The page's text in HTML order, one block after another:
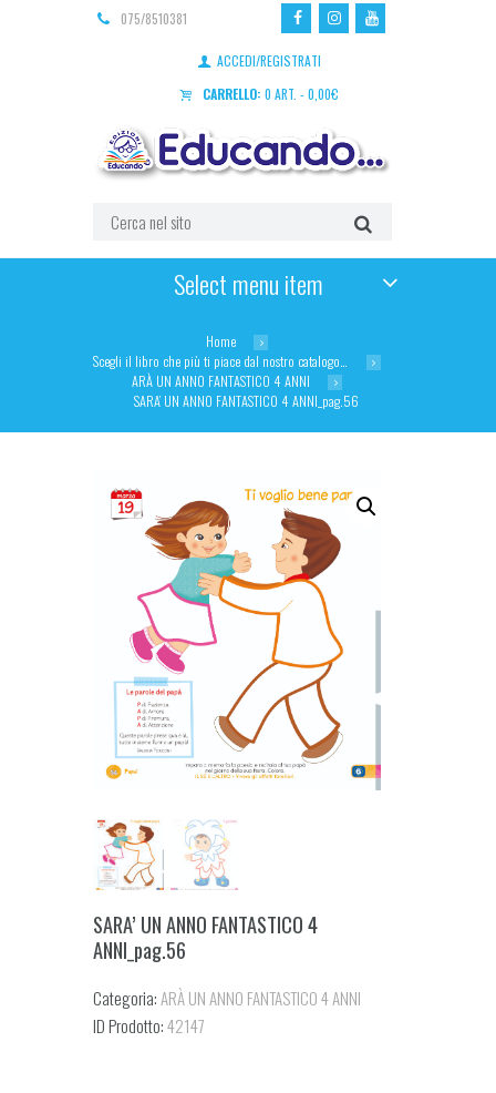
075/8510381
ACCEDI/REGISTRATI
CARRELLO: 0 ART. - 0,00€
Select menu item
Home
Scegli il libro che più ti piace dal nostro catalogo…
ARÀ UN ANNO FANTASTICO 4 ANNI
SARA’ UN ANNO FANTASTICO 4 ANNI_pag.56
SARA’ UN ANNO FANTASTICO 4
ANNI_pag.56
Categoria:ARÀ UN ANNO FANTASTICO 4 ANNI
ID Prodotto:42147